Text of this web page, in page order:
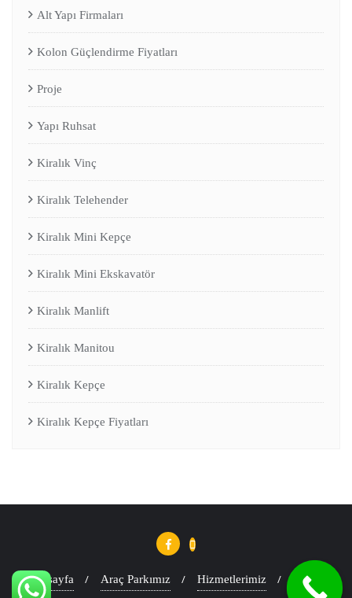
Alt Yapı Firmaları
Kolon Güçlendirme Fiyatları
Proje
Yapı Ruhsat
Kiralık Vinç
Kiralık Telehender
Kiralık Mini Kepçe
Kiralık Mini Ekskavatör
Kiralık Manlift
Kiralık Manitou
Kiralık Kepçe
Kiralık Kepçe Fiyatları
Anasayfa Araç Parkımız Hizmetlerimiz Blog